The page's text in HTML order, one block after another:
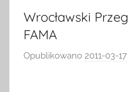
Wrocławski
FAMA
Opublikowano 2011-03-17